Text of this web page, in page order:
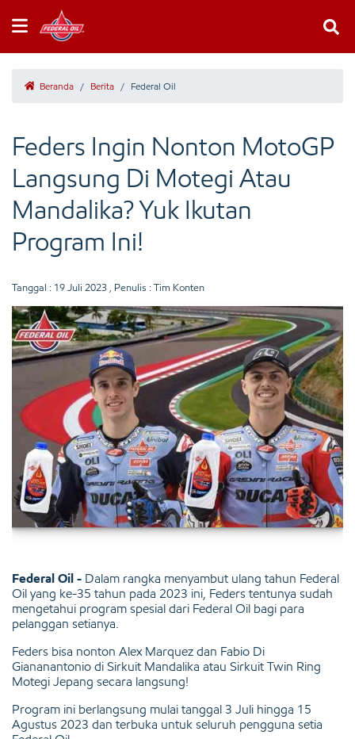
Beranda / Berita / Federal Oil
Feders Ingin Nonton MotoGP
Langsung Di Motegi Atau
Mandalika? Yuk Ikutan
Program Ini!
Tanggal : 19 Juli 2023 , Penulis : Tim Konten
Federal Oil - Dalam rangka menyambut ulang tahun Federal
Oil yang ke-35 tahun pada 2023 ini, Feders tentunya sudah
mengetahui program spesial dari Federal Oil bagi para
pelanggan setianya.
Feders bisa nonton Alex Marquez dan Fabio Di
Giananantonio di Sirkuit Mandalika atau Sirkuit Twin Ring
Motegi Jepang secara langsung!
Program ini berlangsung mulai tanggal 3 Juli hingga 15
Agustus 2023 dan terbuka untuk seluruh pengguna setia